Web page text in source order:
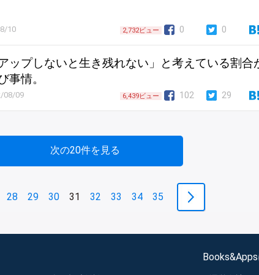
10 2,732ビュー 0 0
ップしないと生き残れない」と考えている割合
事情。
08/09 6,439ビュー 102 29
次の20件を見る
28 29 30 31 32 33 34 35